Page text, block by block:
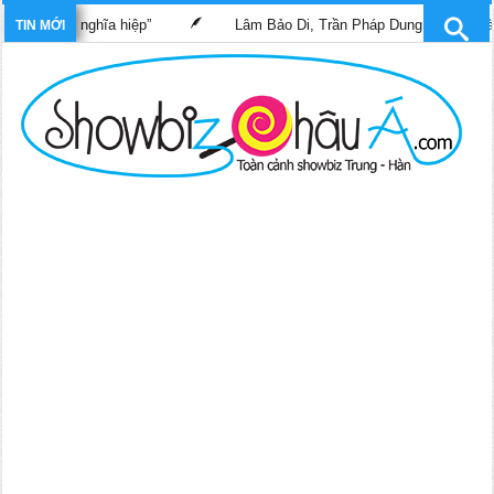
TIN MỚI
sĩ nghĩa hiệp” Lâm Bảo Di, Trần Pháp Dung tái ngộ màn